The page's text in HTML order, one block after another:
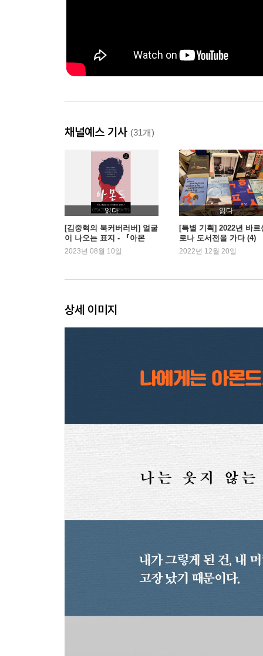
채널예스 기사 (31개)
읽다
[김중혁의 북커버러버] 얼굴
이 나오는 표지 - 『아몬
드』
2023년 08월 10일
읽다
[특별 기획] 2022년 바르
로나 도서전을 가다 (4)
2022년 12월 20일
상세 이미지